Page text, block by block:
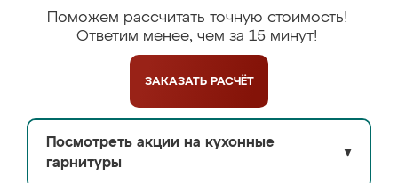
Поможем рассчитать точную стоимость!
Ответим менее, чем за 15 минут!
ЗАКАЗАТЬ РАСЧЁТ
Посмотреть акции на кухонные
гарнитуры
▼